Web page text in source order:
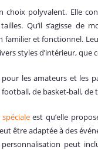
choix polyvalent. Elle
Qu’il s’agisse de
familier et fonctionnel.
styles d’intérieur,
les amateurs et les
football, de basket-ball,
est qu’elle
être adaptée à des
peut